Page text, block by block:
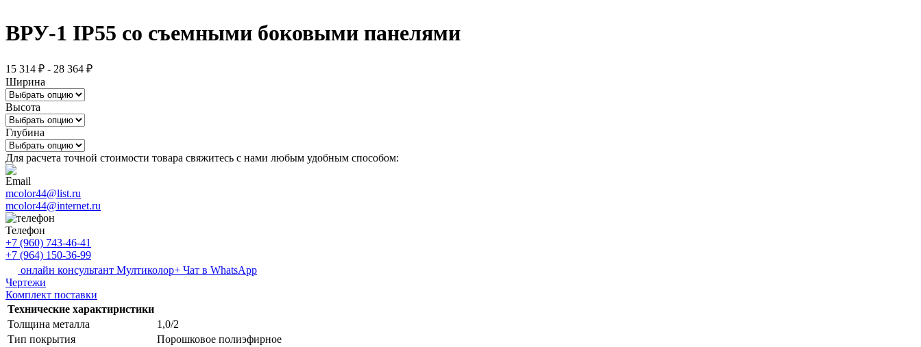
ВРУ-1 IP55 со съемными боковыми панелями
15 314 ₽ - 28 364 ₽
Ширина
Высота
Глубина
Для расчета точной стоимости товара свяжитесь с нами любым удобным способом:
Email
mcolor44@list.ru
mcolor44@internet.ru
Телефон
+7 (960) 743-46-41
+7 (964) 150-36-99
онлайн консультант Мултиколор+ Чат в WhatsApp
Чертежи
Комплект поставки
Технические характиристики
Толщина металла
1,0/2
Тип покрытия
Порошковое полиэфирное